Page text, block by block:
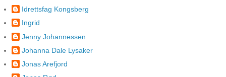
Idrettsfag Kongsberg
Ingrid
Jenny Johannessen
Johanna Dale Lysaker
Jonas Arefjord